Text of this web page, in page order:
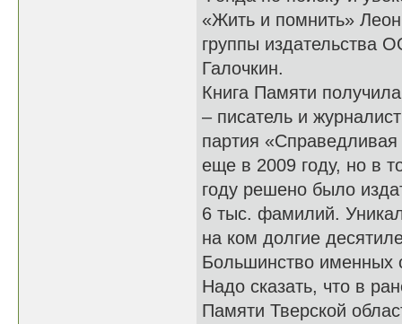
«Жить и помнить»
группы издательства
Галочкин.
Книга Памяти
– писатель и
партия
еще в 2009 году, но в
году решено было
6 тыс. фамилий.
на ком долгие
Большинство именных
Надо сказать, что в
Памяти Тверской